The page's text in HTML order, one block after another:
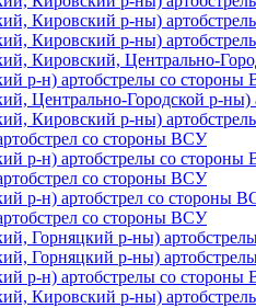
Кировский р-ны)
Кировский р-ны)
Кировский, Центрально-
р-н) артобстрелы со
Центрально-Городской р-
Кировский р-ны)
со стороны ВСУ
р-н) артобстрелы со
со стороны ВСУ
р-н) артобстрел со стороны
со стороны ВСУ
Горняцкий р-ны)
Горняцкий р-ны)
р-н) артобстрелы со
Кировский р-ны)